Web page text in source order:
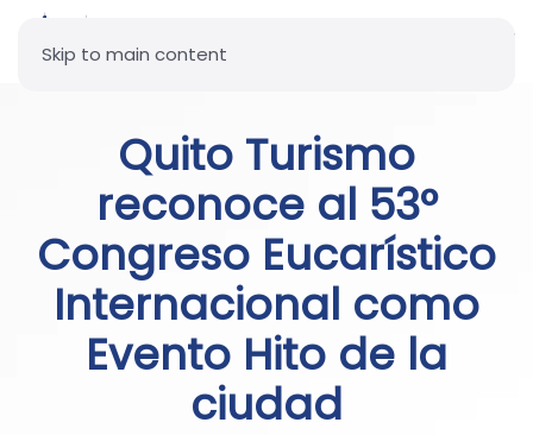
Skip to main content
Quito Turismo
reconoce al 53°
Congreso Eucarístico
Internacional como
Evento Hito de la
ciudad